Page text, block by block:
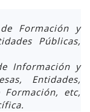
Formación y
Públicas,
Información y
Entidades,
Formación, etc,